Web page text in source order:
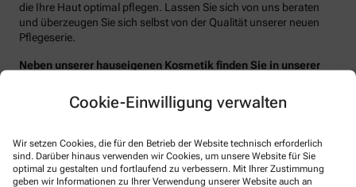
Cookie-Einwilligung verwalten
Wir setzen Cookies, die für den Betrieb der Website technisch erforderlich
sind. Darüber hinaus verwenden wir Cookies, um unsere Website für Sie
optimal zu gestalten und fortlaufend zu verbessern. Mit Ihrer Zustimmung
geben wir Informationen zu Ihrer Verwendung unserer Website auch an
die Ihre Haut optimal pflegen. Lassen Sie sich von uns beraten
und überzeugen Sie sich selbst von der Qualität unserer neuen
Pflegeserie.
Neben unserer hauseigenen Kosmetik finden Sie in unserer
Posay, Vichy Laboratoires, CeraVe, Eucerin, Cetaphil,
Dermasence, Avène, ISDIN, Dolomia und viele mehr.